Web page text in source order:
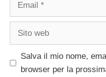
Sito
Salva il mio nome,
browser per la